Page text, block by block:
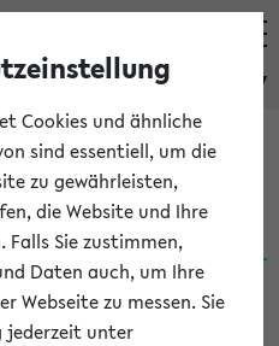
eKVV
wählen
Cookies und ähnliche
sind essentiell, um die
zu gewährleisten,
die Website und Ihre
Falls Sie zustimmen,
Daten auch, um Ihre
Webseite zu messen. Sie
jederzeit unter